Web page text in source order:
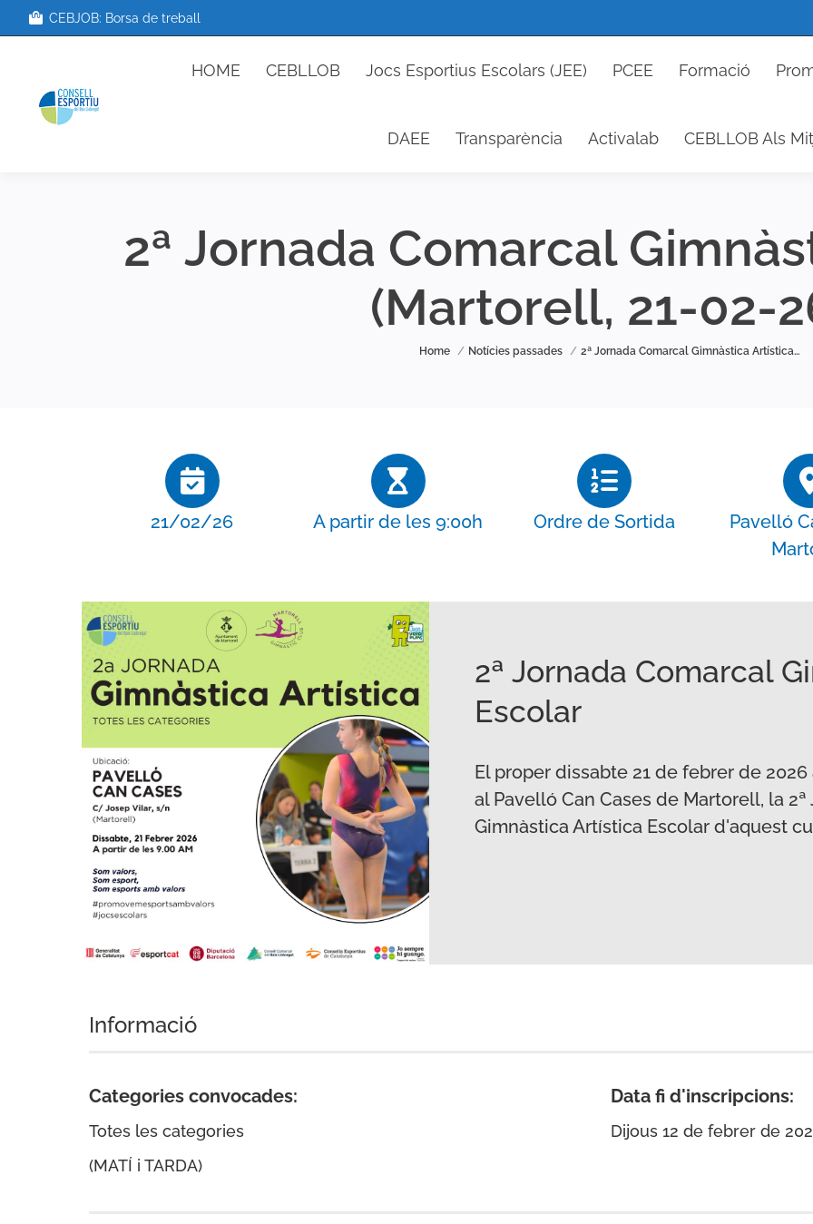
CEBJOB: Borsa de treball
HOME CEBLLOB Jocs Esportius Escolars (JEE) PCEE Formació
DAEE Transparència Activalab CEBLLOB Als
2ª Jornada Comarcal
(Martorell, 21-02-
You are here:
Home Notícies passades 2ª Jornada Comarcal Gimnàstica Artística…
21/02/26 A partir de les 9:00h Ordre de Sortida
Pavelló
2ª Jornada Comarcal
Escolar
El proper dissabte 21 de febrer de
al Pavelló Can Cases de Martorell, la
Gimnàstica Artística Escolar d'aquest
Informació
Categories convocades:
Totes les categories
(MATÍ i TARDA)
Data fi d'inscripcions:
Dijous 12 de febrer de